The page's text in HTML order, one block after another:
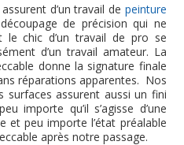
d’un travail de peinture
de précision qui ne
chic d’un travail de pro se
d’un travail amateur. La
donne la signature finale
réparations apparentes. Nos
surfaces assurent aussi un fini
importe qu’il s’agisse d’une
et peu importe l’état préalable
après notre passage.